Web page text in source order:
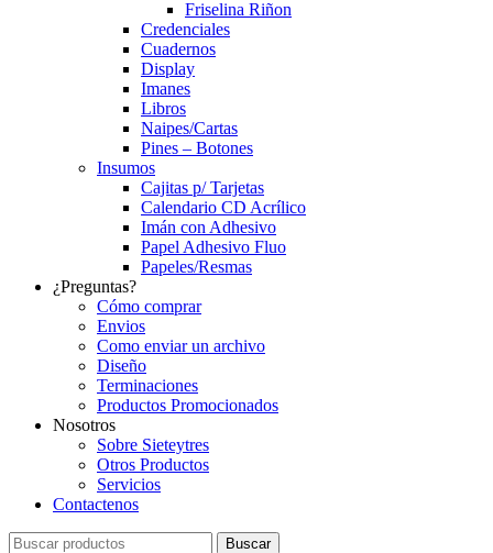
Friselina Riñon
Credenciales
Cuadernos
Display
Imanes
Libros
Naipes/Cartas
Pines – Botones
Insumos
Cajitas p/ Tarjetas
Calendario CD Acrílico
Imán con Adhesivo
Papel Adhesivo Fluo
Papeles/Resmas
¿Preguntas?
Cómo comprar
Envios
Como enviar un archivo
Diseño
Terminaciones
Productos Promocionados
Nosotros
Sobre Sieteytres
Otros Productos
Servicios
Contactenos
Buscar